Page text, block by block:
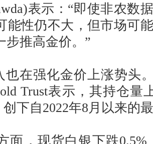
表示：“即使非农数
能性仍不大，但市场可
步推高金价。”
也在强化金价上涨势头
Trust表示，其持仓量
创下自2022年8月以来的
面，现货白银下跌0.5%